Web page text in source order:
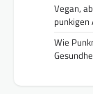
Vegan,
punkigen
Wie